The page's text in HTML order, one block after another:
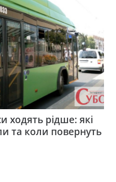
ходять рідше: які
та коли повернуть